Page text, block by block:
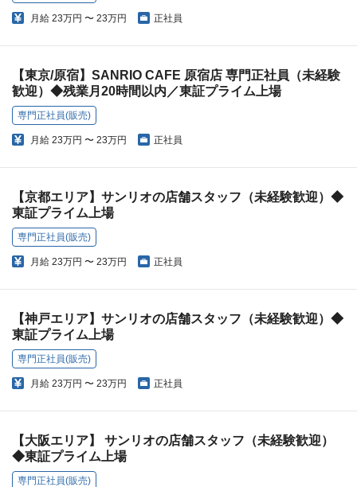
月給 23万円 〜 23万円 正社員
【東京/原宿】SANRIO CAFE 原宿店 専門正社員（未経験
歓迎）◆残業月20時間以内／東証プライム上場
専門正社員(販売)
月給 23万円 〜 23万円 正社員
【京都エリア】サンリオの店舗スタッフ（未経験歓迎）◆
東証プライム上場
専門正社員(販売)
月給 23万円 〜 23万円 正社員
【神戸エリア】サンリオの店舗スタッフ（未経験歓迎）◆
東証プライム上場
専門正社員(販売)
月給 23万円 〜 23万円 正社員
【大阪エリア】 サンリオの店舗スタッフ（未経験歓迎）
◆東証プライム上場
専門正社員(販売)